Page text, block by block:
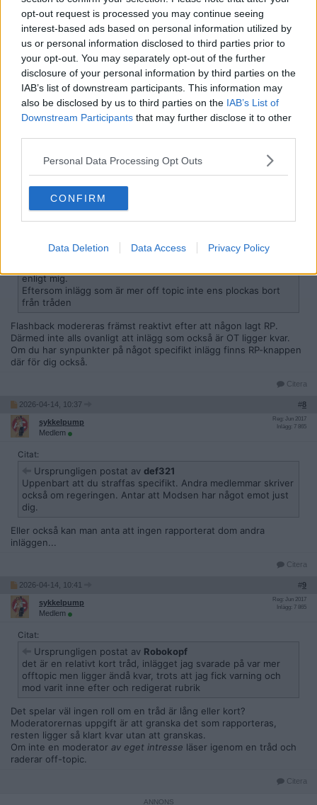
opt-out request is processed you may continue seeing
interest-based ads based on personal information utilized by
us or personal information disclosed to third parties prior to
your opt-out. You may separately opt-out of the further
disclosure of your personal information by third parties on the
IAB’s list of downstream participants. This information may
also be disclosed by us to third parties on the IAB’s List of
Downstream Participants that may further disclose it to other
Personal Data Processing Opt Outs
CONFIRM
Data Deletion Data Access Privacy Policy
2026-04-14, 03:27
Motvillig1.2
Moderator
Reg: Feb 2014
Inlägg: 4 465
Citat:
Ursprungligen postat av Robokopf
mitt första inlägg hade med brottet att göra så till vida att
den politiska korruptionen under denna regering har gått
upp.
Ditt inlägg - återgivet nedan - har inget med brottet att göra. Alls.
trådens ämne.
"som sagts tidigare och kommer sägas igen.
denna regering är den mest korrupta och inkompetenta Sverige
någonsin haft."
Ursprungligen postat avRobokopf
enligt mig.
Eftersom inlägg som är mer off topic inte ens plockas bort
från tråden
Flashback modereras främst reaktivt efter att någon lagt RP.
Därmed inte alls ovanligt att inlägg som också är OT ligger kvar.
Om du har synpunkter på något specifikt inlägg finns RP-knappen
där för dig också.
Citera
2026-04-14, 10:37 #8
sykkelpump
Medlem
Reg: Jun 2017
Inlägg: 7 865
Citat:
Ursprungligen postat av def321
Uppenbart att du straffas specifikt. Andra medlemmar skriver
också om regeringen. Antar att Modsen har något emot just
dig.
Eller också kan man anta att ingen rapporterat dom andra
inläggen...
Citera
2026-04-14, 10:41 #9
sykkelpump
Medlem
Reg: Jun 2017
Inlägg: 7 865
Citat:
Ursprungligen postat av Robokopf
det är en relativt kort tråd, inlägget jag svarade på var mer
offtopic men ligger ändå kvar, trots att jag fick varning och
mod varit inne efter och redigerat rubrik
Det spelar väl ingen roll om en tråd är lång eller kort?
Moderatorernas uppgift är att granska det som rapporteras,
resten ligger så klart kvar utan att granskas.
Om inte en moderator av eget intresse läser igenom en tråd och
raderar off-topic.
Citera